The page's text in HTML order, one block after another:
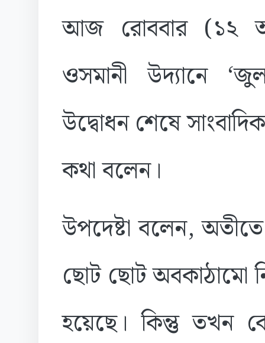
আজ রোববার (১২
ওসমানী উদ্যানে
উদ্বোধন শেষে
কথা বলেন।
উপদেষ্টা বলেন,
ছোট ছোট অবকাঠামো
হয়েছে। কিন্তু তখন